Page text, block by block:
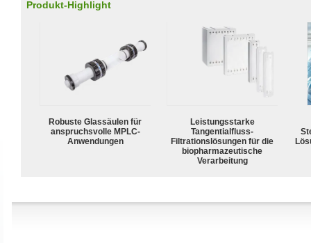
Produkt-Highlight
Robuste Glassäulen für
anspruchsvolle MPLC-
Anwendungen
Leistungsstarke
Tangentialfluss-
Filtrationslösungen für die
biopharmazeutische
Verarbeitung